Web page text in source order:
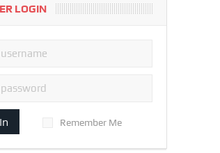
LOGIN
Remember Me